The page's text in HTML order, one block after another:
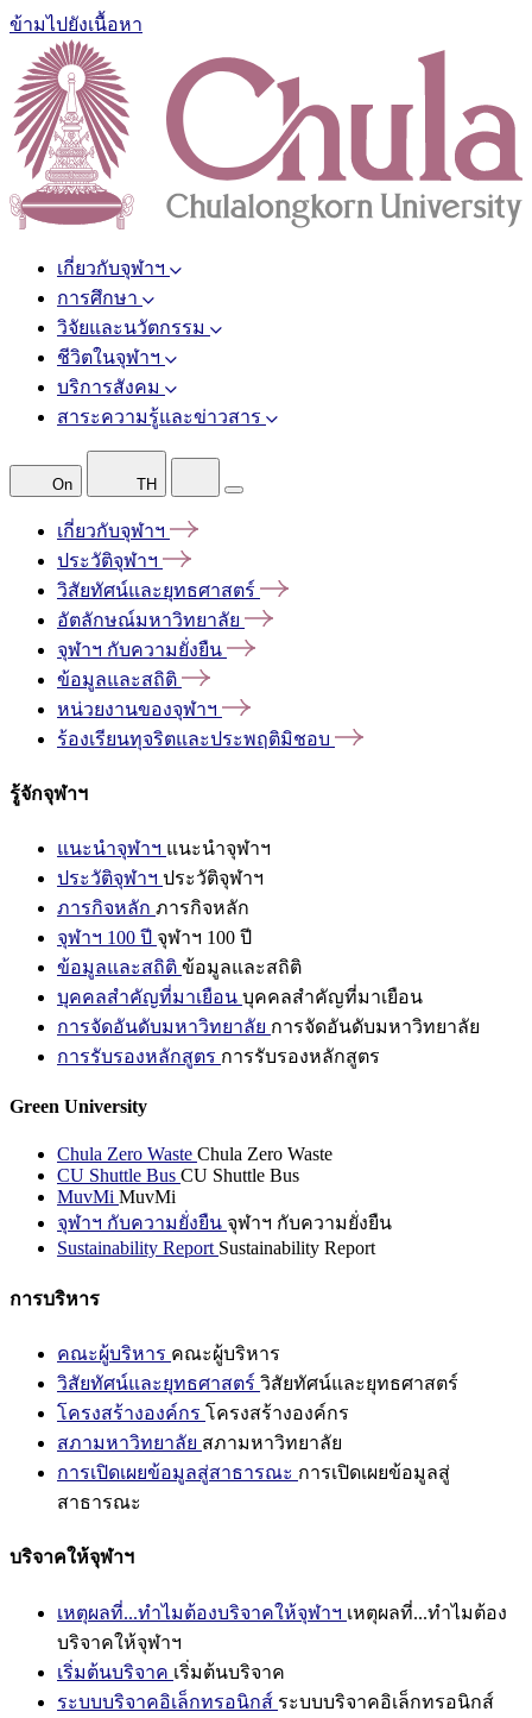
ข้ามไปยังเนื้อหา
เกี่ยวกับจุฬาฯ
การศึกษา
วิจัยและนวัตกรรม
ชีวิตในจุฬาฯ
บริการสังคม
สาระความรู้และข่าวสาร
On TH
เกี่ยวกับจุฬาฯ
ประวัติจุฬาฯ
วิสัยทัศน์และยุทธศาสตร์
อัตลักษณ์มหาวิทยาลัย
จุฬาฯ กับความยั่งยืน
ข้อมูลและสถิติ
หน่วยงานของจุฬาฯ
ร้องเรียนทุจริตและประพฤติมิชอบ
รู้จักจุฬาฯ
แนะนำจุฬาฯ แนะนำจุฬาฯ
ประวัติจุฬาฯ ประวัติจุฬาฯ
ภารกิจหลัก ภารกิจหลัก
จุฬาฯ 100 ปี จุฬาฯ 100 ปี
ข้อมูลและสถิติ ข้อมูลและสถิติ
บุคคลสำคัญที่มาเยือน บุคคลสำคัญที่มาเยือน
การจัดอันดับมหาวิทยาลัย การจัดอันดับมหาวิทยาลัย
การรับรองหลักสูตร การรับรองหลักสูตร
Green University
Chula Zero Waste Chula Zero Waste
CU Shuttle Bus CU Shuttle Bus
MuvMi MuvMi
จุฬาฯ กับความยั่งยืน จุฬาฯ กับความยั่งยืน
Sustainability Report Sustainability Report
การบริหาร
คณะผู้บริหาร คณะผู้บริหาร
วิสัยทัศน์และยุทธศาสตร์ วิสัยทัศน์และยุทธศาสตร์
โครงสร้างองค์กร โครงสร้างองค์กร
สภามหาวิทยาลัย สภามหาวิทยาลัย
การเปิดเผยข้อมูลสู่สาธารณะ การเปิดเผยข้อมูลสู่
สาธารณะ
บริจาคให้จุฬาฯ
เหตุผลที่...ทำไมต้องบริจาคให้จุฬาฯ เหตุผลที่...ทำไมต้อง
บริจาคให้จุฬาฯ
เริ่มต้นบริจาค เริ่มต้นบริจาค
ระบบบริจาคอิเล็กทรอนิกส์ ระบบบริจาคอิเล็กทรอนิกส์